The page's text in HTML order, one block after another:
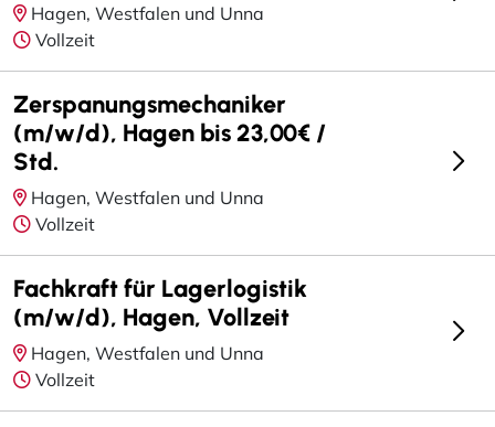
Hagen, Westfalen und Unna
Vollzeit
Zerspanungsmechaniker
(m/w/d), Hagen bis 23,00€ /
Std.
Hagen, Westfalen und Unna
Vollzeit
Fachkraft für Lagerlogistik
(m/w/d), Hagen, Vollzeit
Hagen, Westfalen und Unna
Vollzeit